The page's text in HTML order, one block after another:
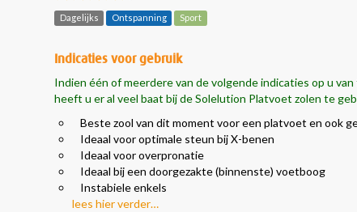
Dagelijks Ontspanning Sport
Indicaties voor gebruik
Indien één of meerdere van de volgende indicaties op u van
heeft u er al veel baat bij de Solelution Platvoet zolen te
Beste zool van dit moment voor een platvoet en ook
Ideaal voor optimale steun bij X-benen
Ideaal voor overpronatie
Ideaal bij een doorgezakte (binnenste) voetboog
Instabiele enkels
lees hier verder…